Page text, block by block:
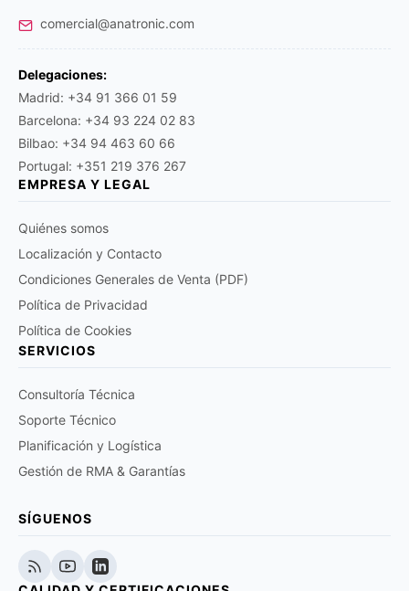
comercial@anatronic.com
Delegaciones:
Madrid: +34 91 366 01 59
Barcelona: +34 93 224 02 83
Bilbao: +34 94 463 60 66
Portugal: +351 219 376 267
EMPRESA Y LEGAL
Quiénes somos
Localización y Contacto
Condiciones Generales de Venta (PDF)
Política de Privacidad
Política de Cookies
SERVICIOS
Consultoría Técnica
Soporte Técnico
Planificación y Logística
Gestión de RMA & Garantías
SÍGUENOS